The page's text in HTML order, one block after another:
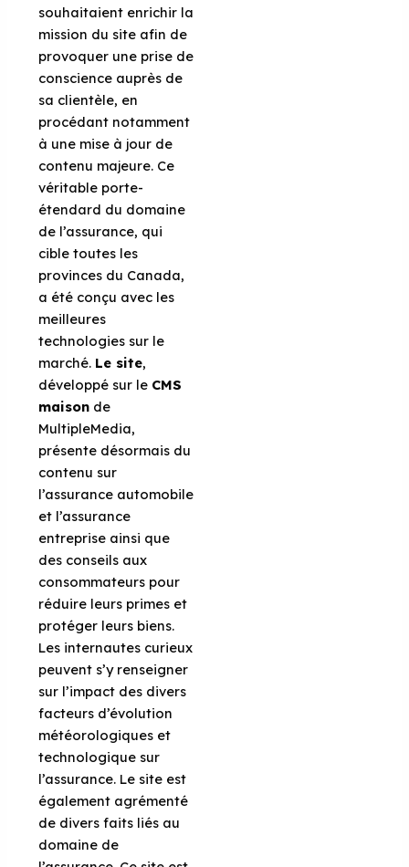
souhaitaient enrichir la
mission du site afin de
provoquer une prise de
conscience auprès de
sa clientèle, en
procédant notamment
à une mise à jour de
contenu majeure. Ce
véritable porte-
étendard du domaine
de l’assurance, qui
cible toutes les
provinces du Canada,
a été conçu avec les
meilleures
technologies sur le
marché. Le site,
développé sur le CMS
maison de
MultipleMedia,
présente désormais du
contenu sur
l’assurance automobile
et l’assurance
entreprise ainsi que
des conseils aux
consommateurs pour
réduire leurs primes et
protéger leurs biens.
Les internautes curieux
peuvent s’y renseigner
sur l’impact des divers
facteurs d’évolution
météorologiques et
technologique sur
l’assurance. Le site est
également agrémenté
de divers faits liés au
domaine de